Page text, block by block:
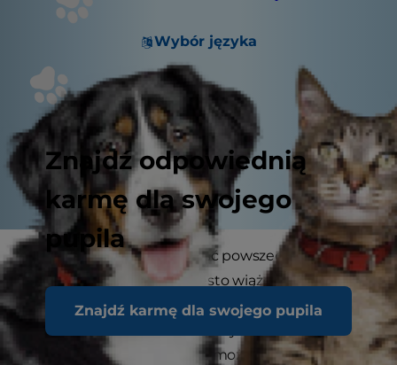
Wybór języka
Znajdź odpowiednią
karmę dla swojego
pupila
Znajdź karmę dla swojego pupila
Zapalenie trzustki jest dość powszechnym
schorzeniem u psów i często wiąże się z
sytuacjami, w których psy plądrują kosz i
znajdują tłuste resztki, na przykład mięsne.
Chociaż zapalenie trzustki może być poważnym